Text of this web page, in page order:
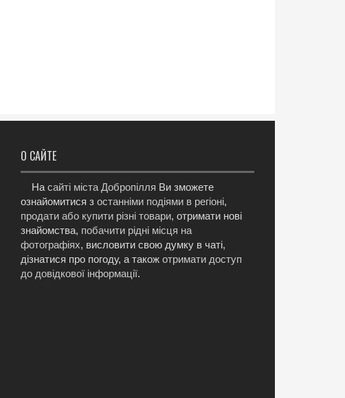
О САЙТЕ
На сайті міста Добропілля Ви зможете
ознайомитися з останніми подіями в регіоні,
продати або купити різні товари, отримати нові
знайомства, побачити рідні місця на
фотографіях, висловити свою думку в чаті,
дізнатися про погоду, а також отримати доступ
до довідкової інформації.